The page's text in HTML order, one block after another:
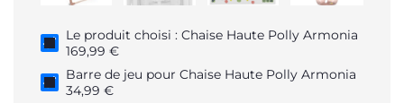
Le produit choisi : Chaise Haute Polly Armonia
169,99 €
Barre de jeu pour Chaise Haute Polly Armonia
34,99 €